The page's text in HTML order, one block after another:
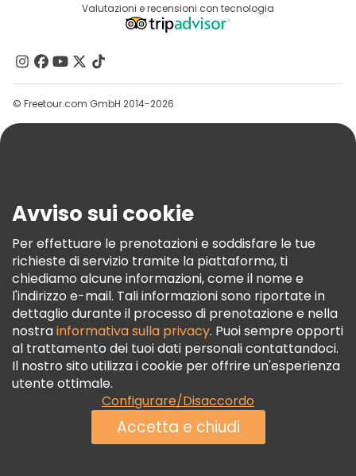
Programma Di Affiliazione
Destinazioni
Contattaci
Gruppi
Aiuto
Termini E Condizioni
Informativa Sui Cookie
Freetour Premi
Programma Di Fidelizzazione
Valutazioni e recensioni con tecnologia
© Freetour.com GmbH 2014-2026
Avviso sui cookie
Per effettuare le prenotazioni e soddisfare le tue
richieste di servizio tramite la piattaforma, ti
chiediamo alcune informazioni, come il nome e
l'indirizzo e-mail. Tali informazioni sono riportate in
dettaglio durante il processo di prenotazione e nella
nostrainformativa sulla privacy. Puoi sempre opporti
al trattamento dei tuoi dati personali contattandoci.
Il nostro sito utilizza i cookie per offrire un'esperienza
utente ottimale.
Configurare/Disaccordo
Accetta e chiudi